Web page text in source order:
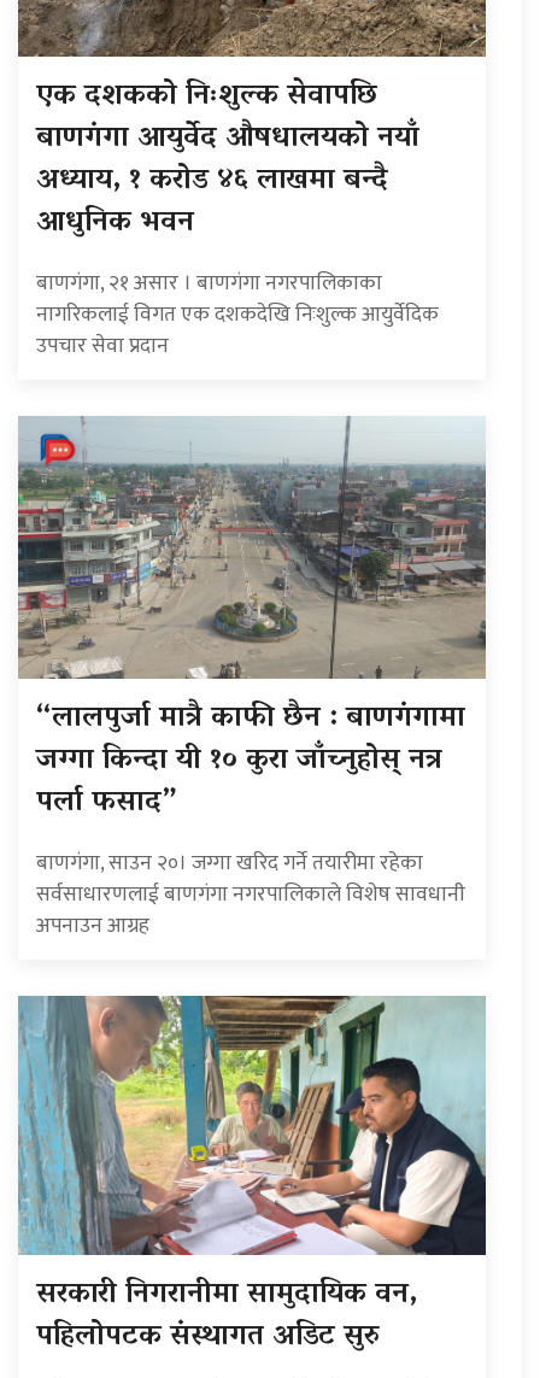
एक दशकको निःशुल्क सेवापछि
बाणगंगा आयुर्वेद औषधालयको नयाँ
अध्याय, १ करोड ४६ लाखमा बन्दै
आधुनिक भवन
बाणगंगा, २१ असार । बाणगंगा नगरपालिकाका
नागरिकलाई विगत एक दशकदेखि निःशुल्क आयुर्वेदिक
उपचार सेवा प्रदान
“लालपुर्जा मात्रै काफी छैन : बाणगंगामा
जग्गा किन्दा यी १० कुरा जाँच्नुहोस् नत्र
पर्ला फसाद”
बाणगंगा, साउन २०। जग्गा खरिद गर्ने तयारीमा रहेका
सर्वसाधारणलाई बाणगंगा नगरपालिकाले विशेष सावधानी
अपनाउन आग्रह
सरकारी निगरानीमा सामुदायिक वन,
पहिलोपटक संस्थागत अडिट सुरु